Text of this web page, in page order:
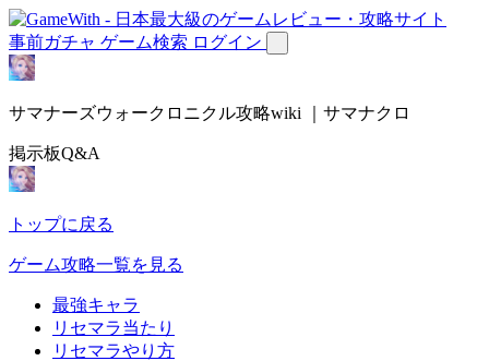
事前ガチャ ゲーム検索 ログイン
サマナーズウォークロニクル攻略wiki ｜サマナクロ
掲示板Q&A
トップに戻る
ゲーム攻略一覧を見る
最強キャラ
リセマラ当たり
リセマラやり方